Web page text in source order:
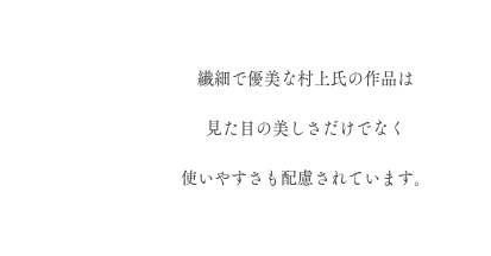
繊細で優美な村上氏の作品は
見た目の美しさだけでなく
使いやすさも配慮されています。